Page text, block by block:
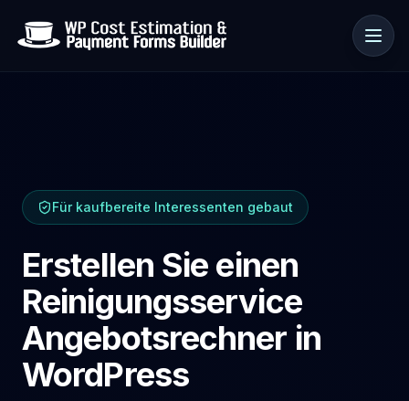
Ressourcen
🇩🇪
Für kaufbereite Interessenten gebaut
Erstellen Sie einen
Reinigungsservice
Angebotsrechner in
WordPress